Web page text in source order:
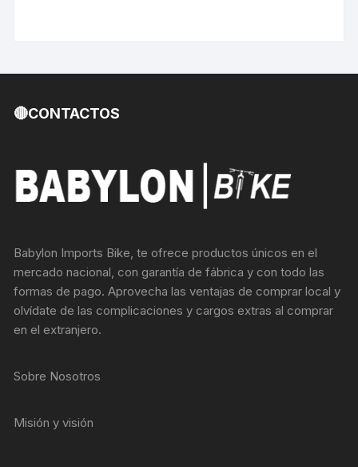
🔴CONTACTOS
Babylon Imports Bike, te ofrece productos únicos en el
mercado nacional, con garantía de fábrica y con todo las
formas de pago. Aprovecha las ventajas de comprar local y
olvídate de las complicaciones y cargos extras al comprar
en el extranjero.
Sobre Nosotros
Misión y visión